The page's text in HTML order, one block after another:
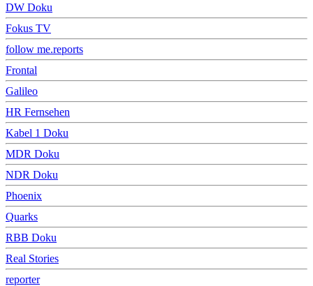
DW Doku
Fokus TV
follow me.reports
Frontal
Galileo
HR Fernsehen
Kabel 1 Doku
MDR Doku
NDR Doku
Phoenix
Quarks
RBB Doku
Real Stories
reporter